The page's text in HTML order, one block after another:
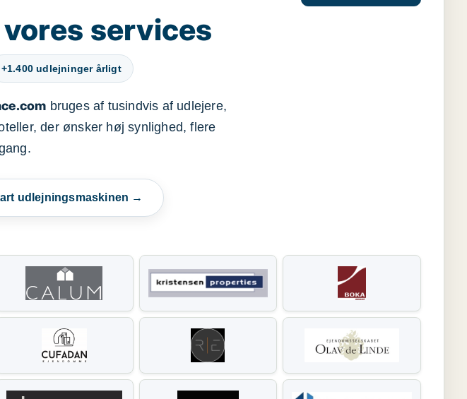
services
+1.400 udlejninger årligt
bruges af tusindvis af udlejere,
der ønsker høj synlighed, flere
udlejningsmaskinen →